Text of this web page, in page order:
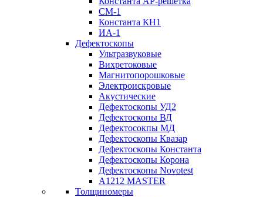
СМ-1
Константа КН1
ИА-1
Дефектоскопы
Ультразвуковые
Вихретоковые
Магнитопорошковые
Электроискровые
Акустические
Дефектоскопы УД2
Дефектоскопы ВД
Дефектосокпы МД
Дефектоскопы Квазар
Дефектоскопы Константа
Дефектоскопы Корона
Дефектоскопы Novotest
А1212 MASTER
Толщиномеры